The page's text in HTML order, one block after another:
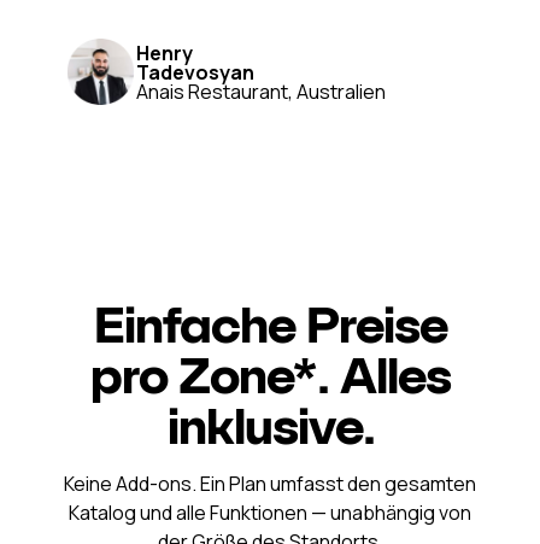
Henry
Tadevosyan
Anais Restaurant, Australien
Einfache Preise
pro Zone*. Alles
inklusive.
Keine Add-ons. Ein Plan umfasst den gesamten
Katalog und alle Funktionen — unabhängig von